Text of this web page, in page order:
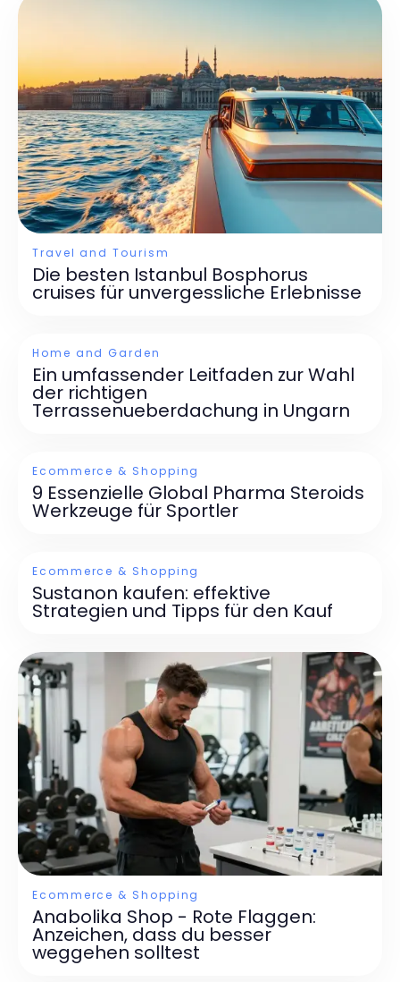
Travel and Tourism
Die besten Istanbul Bosphorus
cruises für unvergessliche Erlebnisse
Home and Garden
Ein umfassender Leitfaden zur Wahl
der richtigen
Terrassenueberdachung in Ungarn
Ecommerce & Shopping
9 Essenzielle Global Pharma Steroids
Werkzeuge für Sportler
Ecommerce & Shopping
Sustanon kaufen: effektive
Strategien und Tipps für den Kauf
Ecommerce & Shopping
Anabolika Shop - Rote Flaggen:
Anzeichen, dass du besser
weggehen solltest